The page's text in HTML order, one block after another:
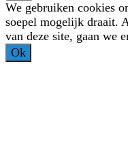
We gebruiken cookies
soepel mogelijk draait.
van deze site, gaan we
Ok